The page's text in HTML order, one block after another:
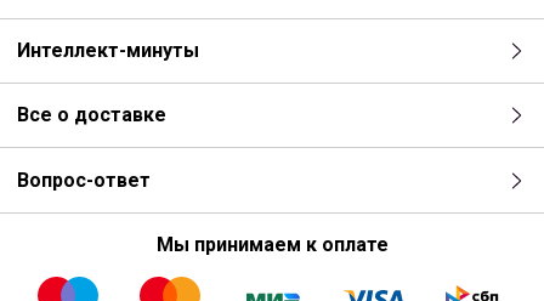
Интеллект-минуты
Все о доставке
Вопрос-ответ
Мы принимаем к оплате